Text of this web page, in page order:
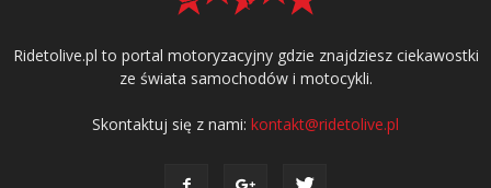
Ridetolive.pl to portal motoryzacyjny gdzie znajdziesz ciekawostki
ze świata samochodów i motocykli.
Skontaktuj się z nami: kontakt@ridetolive.pl